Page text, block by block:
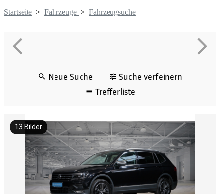
Startseite > Fahrzeuge > Fahrzeugsuche
Neue Suche
Suche verfeinern
Trefferliste
13 Bilder